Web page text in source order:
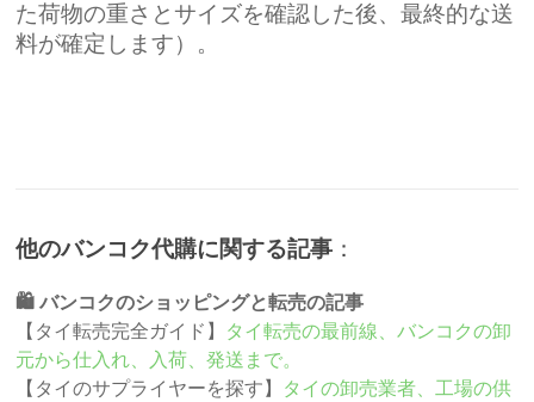
た荷物の重さとサイズを確認した後、最終的な送
料が確定します）。
他のバンコク代購に関する記事 ：
🛍️ バンコクのショッピングと転売の記事
【タイ転売完全ガイド】 タイ転売の最前線、バンコクの卸
元から仕入れ、入荷、発送まで。
【タイのサプライヤーを探す】 タイの卸売業者、工場の供